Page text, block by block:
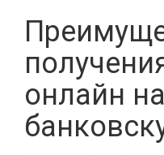
онлайн на